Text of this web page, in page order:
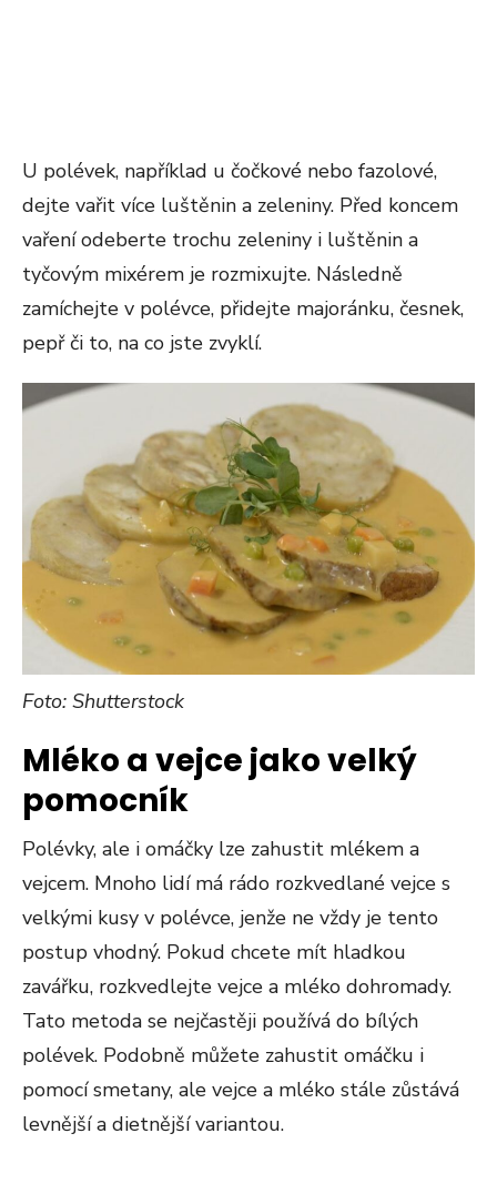
U polévek, například u čočkové nebo fazolové,
dejte vařit více luštěnin a zeleniny. Před koncem
vaření odeberte trochu zeleniny i luštěnin a
tyčovým mixérem je rozmixujte. Následně
zamíchejte v polévce, přidejte majoránku, česnek,
pepř či to, na co jste zvyklí.
Foto: Shutterstock
Mléko a vejce jako velký
pomocník
Polévky, ale i omáčky lze zahustit mlékem a
vejcem. Mnoho lidí má rádo rozkvedlané vejce s
velkými kusy v polévce, jenže ne vždy je tento
postup vhodný. Pokud chcete mít hladkou
zavářku, rozkvedlejte vejce a mléko dohromady.
Tato metoda se nejčastěji používá do bílých
polévek. Podobně můžete zahustit omáčku i
pomocí smetany, ale vejce a mléko stále zůstává
levnější a dietnější variantou.